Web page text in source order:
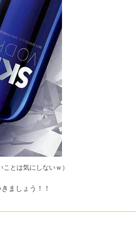
とは気にしないｗ）
ましょう！！